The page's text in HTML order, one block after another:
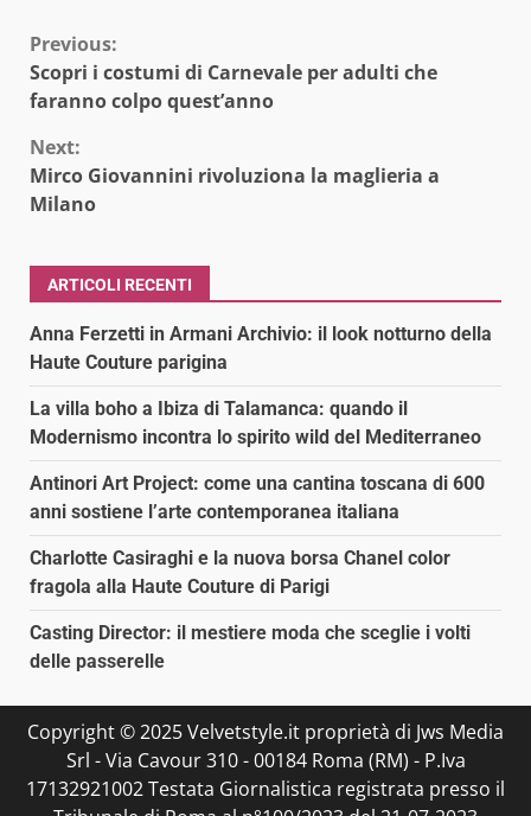
Continue
Reading
Previous:
Scopri i costumi di Carnevale per adulti che
faranno colpo quest’anno
Next:
Mirco Giovannini rivoluziona la maglieria a
Milano
ARTICOLI RECENTI
Anna Ferzetti in Armani Archivio: il look notturno della
Haute Couture parigina
La villa boho a Ibiza di Talamanca: quando il
Modernismo incontra lo spirito wild del Mediterraneo
Antinori Art Project: come una cantina toscana di 600
anni sostiene l’arte contemporanea italiana
Charlotte Casiraghi e la nuova borsa Chanel color
fragola alla Haute Couture di Parigi
Casting Director: il mestiere moda che sceglie i volti
delle passerelle
Copyright © 2025 Velvetstyle.it proprietà di Jws Media
Srl - Via Cavour 310 - 00184 Roma (RM) - P.Iva
17132921002 Testata Giornalistica registrata presso il